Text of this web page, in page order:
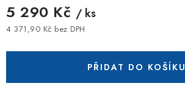
5 290 Kč / ks
4 371,90 Kč bez DPH
PŘIDAT DO KOŠÍKU